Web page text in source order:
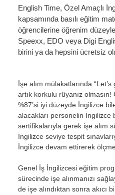
English Time, Özel Amaçlı
kapsamında basılı eğitim
öğrencilerine öğrenim
Speexx, EDO veya Digi
birini ya da hepsini ücretsiz
İşe alım mülakatlarında
artık korkulu rüyanız
%87’si iyi düzeyde İngilizce
alacakları personelin İngilizce
sertifikalarıyla gerek işe alım
İngilizce seviye tespit
İngilizce devam ettirerek
Genel İş İngilizcesi eğitim
sürecinde işe alınmanızı
de işe alındıktan sonra akıcı